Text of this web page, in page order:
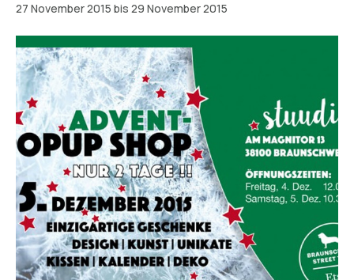
27 November 2015 bis 29 November 2015
Braunschweig